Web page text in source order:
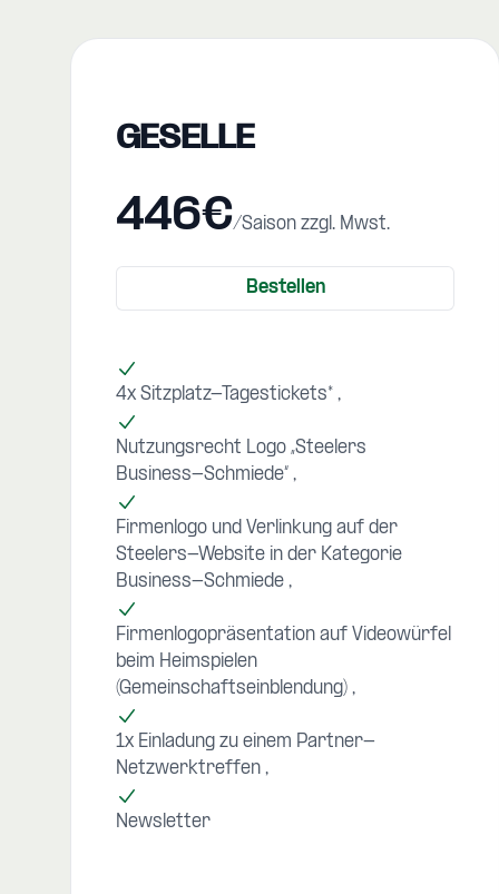
GESELLE
446€/Saison zzgl. Mwst.
Bestellen
4x Sitzplatz-Tagestickets*
Nutzungsrecht Logo „Steelers
Business-Schmiede“
Firmenlogo und Verlinkung auf der
Steelers-Website in der Kategorie
Business-Schmiede
Firmenlogopräsentation auf Videowürfel
beim Heimspielen
(Gemeinschaftseinblendung)
1x Einladung zu einem Partner-
Netzwerktreffen
Newsletter